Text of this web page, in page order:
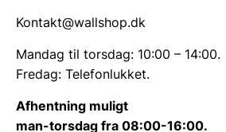
Kontakt@wallshop.dk
Mandag til torsdag: 10:00 – 14:00.
Fredag: Telefonlukket.
Afhentning muligt
man-torsdag fra 08:00-16:00.